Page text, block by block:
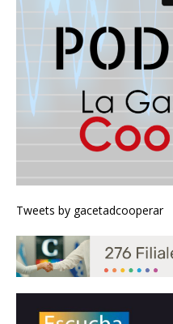
Tweets by gacetadcooperar